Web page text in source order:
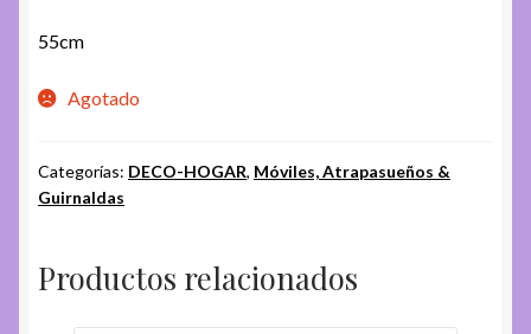
55cm
Agotado
Categorías: DECO-HOGAR, Móviles, Atrapasueños &
Guirnaldas
Productos relacionados